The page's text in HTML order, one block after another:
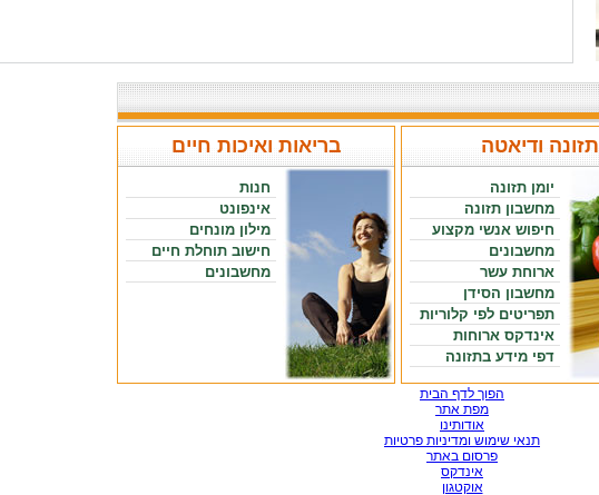
תזונה ודיאטה
יומן תזונה
מחשבון תזונה
חיפוש אנשי מקצוע
מחשבונים
ארוחת עשר
מחשבון הסידן
תפריטים לפי קלוריות
אינדקס ארוחות
דפי מידע בתזונה
בריאות ואיכות חיים
חנות
אינפונט
מילון מונחים
חישוב תוחלת חיים
מחשבונים
הפוך לדף הבית
מפת אתר
אודותינו
תנאי שימוש ומדיניות פרטיות
פרסום באתר
אינדקס
אוקטגון